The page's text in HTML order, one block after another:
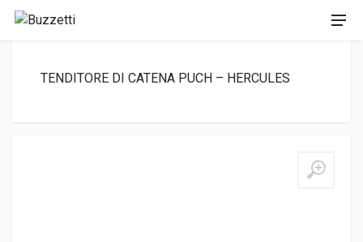
TENDITORE DI CATENA PUCH – HERCULES